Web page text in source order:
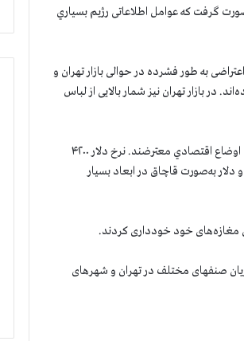
گرفت که عوامل اطلاعاتی رژیم بسياري
به طور فشرده در حوالی بازار تهران و
بازار تهران نیز شمار بالایی از لباس
بازاریان اعتصابی نسبت به سقوط قيمت ارز رسمي كشور، كسادي بازار و ابهام در مورد آينده اوضاع اقتصادي معترضند. نرخ دلار ۴۲۰۰
به‌صورت قاچاق در ابعاد بسيار
مغازه‌های خود خودداری کردند.
صنفهای مختلف در تهران و شهرهای